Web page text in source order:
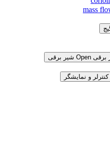
Open شیر برقی